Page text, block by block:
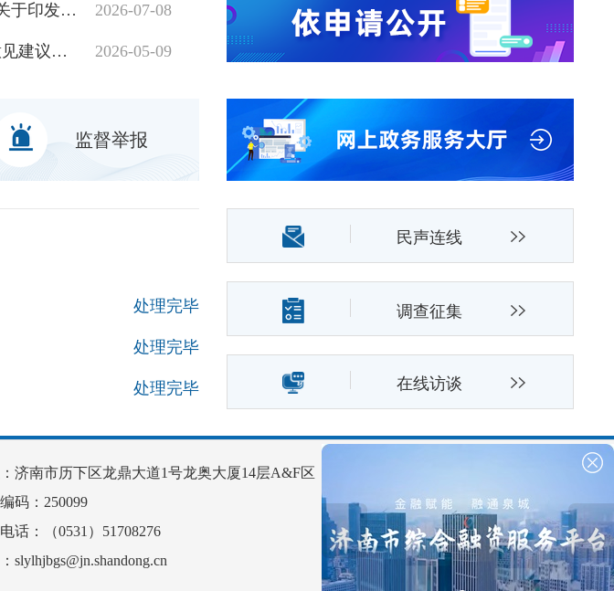
济南市园林和林业绿化局 济南市人力资源和社会保障局 济南市总工会关于印发《2026年“技耀泉城”海右技能人才大赛园林行业（菊花小景设计与营造）职业技能竞赛活动方案》的通知 2026-07-08
关于公开征求《济南市永久性绿地名录（第一批）（征求意见稿）》意见建议的公告 2026-05-09
监督举报
处理完毕
处理完毕
处理完毕
民声连线
调查征集
在线访谈
济南市历下区龙鼎大道1号龙奥大厦14层A&F区
码：250099
话：（0531）51708276
slylhjbgs@jn.shandong.cn